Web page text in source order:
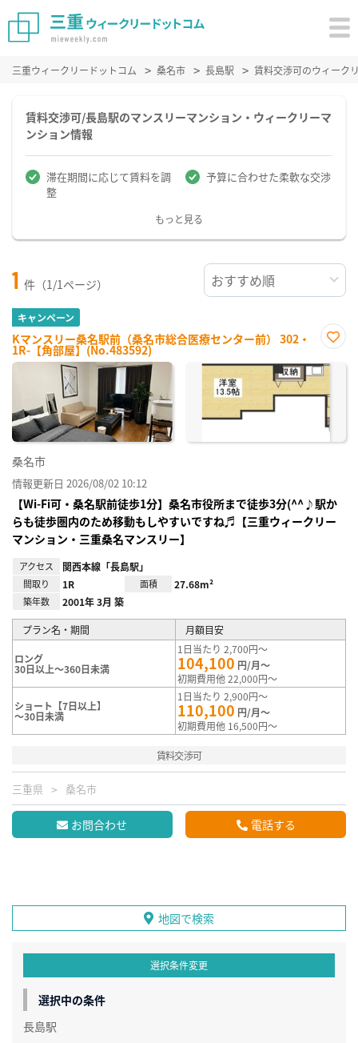
三重ウィークリードットコム 桑名市 長島駅 賃料交渉可のウィーク
賃料交渉可/長島駅のマンスリーマンション・ウィークリーマ
ンション情報
滞在期間に応じて賃料を調
整
予算に合わせた柔軟な交渉
もっと見る
1 件（1/1ページ）
キャンペーン
Kマンスリー桑名駅前（桑名市総合医療センター前） 302・
1R-【角部屋】(No.483592)
に入
り登
桑名市
情報更新日 2026/08/02 10:12
【Wi-Fi可・桑名駅前徒歩1分】桑名市役所まで徒歩3分(^^♪駅か
らも徒歩圏内のため移動もしやすいですね♬【三重ウィークリー
マンション・三重桑名マンスリー】
アクセス 関西本線「長島駅」
間取り 1R 面積 27.68m²
築年数 2001年 3月 築
プラン名・期間 月額目安
ロング
30日以上～360日未満
1日当たり 2,700円～
104,100 円/月～
初期費用他 22,000円～
ショート【7日以上】
～30日未満
1日当たり 2,900円～
110,100 円/月～
初期費用他 16,500円～
賃料交渉可
三重県 桑名市
お問合わせ 電話する
地図で検索
選択条件変更
選択中の条件
長島駅